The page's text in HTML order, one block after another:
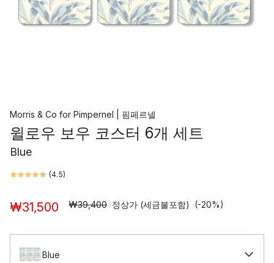
Morris & Co for Pimpernel | 핌페르넬
윌로우 보우 코스터 6개 세트
Blue
(4.5)
₩31,500 ₩39,400 정상가 (세금불포함) (-20%)
Blue